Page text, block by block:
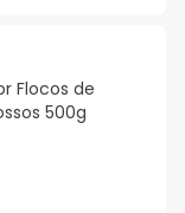
Flocos de
500g